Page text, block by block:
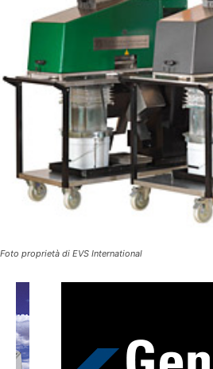
Foto proprietà di EVS International